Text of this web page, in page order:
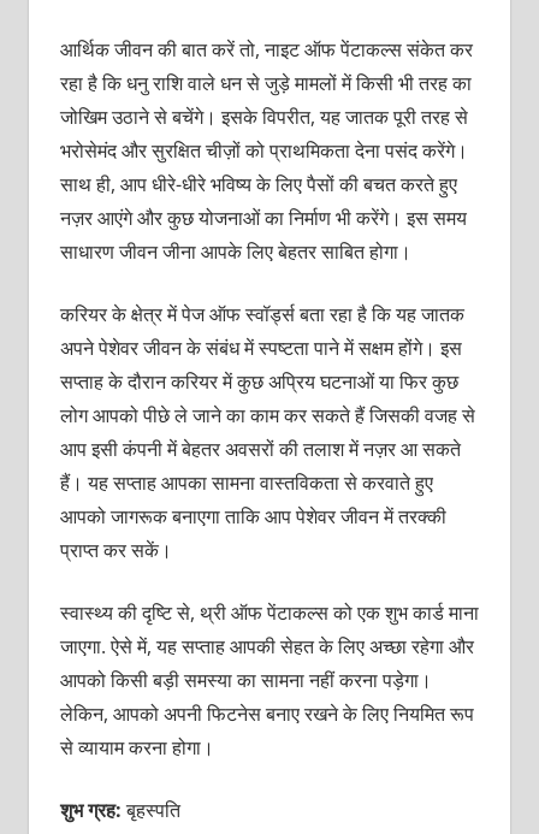
आर्थिक जीवन की बात करें तो, नाइट ऑफ पेंटाकल्स संकेत कर
रहा है कि धनु राशि वाले धन से जुड़े मामलों में किसी भी तरह का
जोखिम उठाने से बचेंगे। इसके विपरीत, यह जातक पूरी तरह से
भरोसेमंद और सुरक्षित चीज़ों को प्राथमिकता देना पसंद करेंगे।
साथ ही, आप धीरे-धीरे भविष्य के लिए पैसों की बचत करते हुए
नज़र आएंगे और कुछ योजनाओं का निर्माण भी करेंगे। इस समय
साधारण जीवन जीना आपके लिए बेहतर साबित होगा।
करियर के क्षेत्र में पेज ऑफ स्वॉर्ड्स बता रहा है कि यह जातक
अपने पेशेवर जीवन के संबंध में स्पष्टता पाने में सक्षम होंगे। इस
सप्ताह के दौरान करियर में कुछ अप्रिय घटनाओं या फिर कुछ
लोग आपको पीछे ले जाने का काम कर सकते हैं जिसकी वजह से
आप इसी कंपनी में बेहतर अवसरों की तलाश में नज़र आ सकते
हैं। यह सप्ताह आपका सामना वास्तविकता से करवाते हुए
आपको जागरूक बनाएगा ताकि आप पेशेवर जीवन में तरक्की
प्राप्त कर सकें।
स्वास्थ्य की दृष्टि से, थ्री ऑफ पेंटाकल्स को एक शुभ कार्ड माना
जाएगा. ऐसे में, यह सप्ताह आपकी सेहत के लिए अच्छा रहेगा और
आपको किसी बड़ी समस्या का सामना नहीं करना पड़ेगा।
लेकिन, आपको अपनी फिटनेस बनाए रखने के लिए नियमित रूप
से व्यायाम करना होगा।
शुभ ग्रह:बृहस्पति